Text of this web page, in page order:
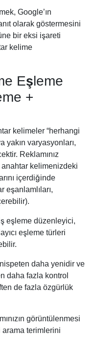
Google’ın
olarak göstermesini
bir eksi işareti
kelime
Eşleme
+
kelimeler “herhangi
yakın varyasyonları,
Reklamınız
anahtar kelimenizdeki
içerdiğinde
eşanlamlıları,
eşleme düzenleyici,
eşleme türleri
daha yenidir ve
daha fazla kontrol
de fazla özgürlük
görüntülenmesi
terimlerini